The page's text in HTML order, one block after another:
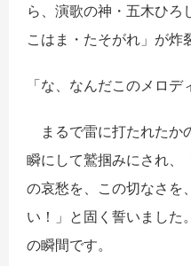
ら、演歌の神・五木ひろ
こはま・たそがれ」が炸
「な、なんだこのメロデ
まるで雷に打たれたか
瞬にして鷲掴みにされ、
の哀愁を、この切なさを
い！」と固く誓いました
の瞬間です。